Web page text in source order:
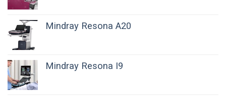
Mindray Resona A20
Mindray Resona I9